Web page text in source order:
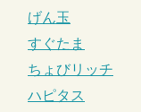
げん玉
すぐたま
ちょびリッチ
ハピタス